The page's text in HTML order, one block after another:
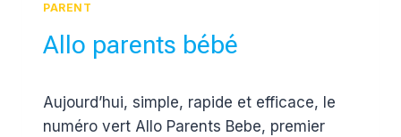
PARENT
Allo parents bébé
Estelle
Aujourd’hui, simple, rapide et efficace, le
numéro vert Allo Parents Bebe, premier